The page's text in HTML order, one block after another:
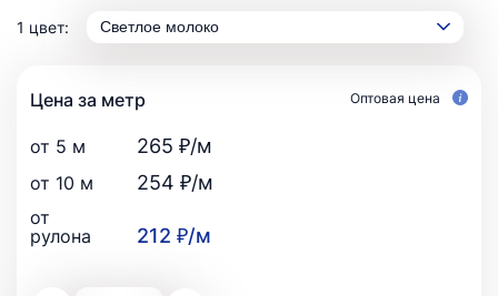
1 цвет: Светлое молоко
Цена за метр Оптовая цена
от 5 м 265 ₽/м
от 10 м 254 ₽/м
от
рулона
212 ₽/м